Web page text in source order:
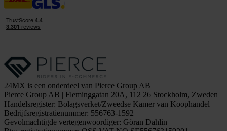
24MX is een onderdeel van Pierce Group AB
Pierce Group AB | Fleminggatan 20A, 112 26 Stockholm, Zweden
Handelsregister: Bolagsverket/Zweedse Kamer van Koophandel
Bedrijfsregistratienummer: 556763-1592
Gevolmachtigde vertegenwoordiger: Göran Dahlin